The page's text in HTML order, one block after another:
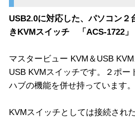
USB2.0に対応した、パソコン
きKVMスイッチ 「ACS-1722」
マスタービュー KVM＆USB
USB KVMスイッチです。２ポ
ハブの機能を併せ持っています。
KVMスイッチとしては接続され